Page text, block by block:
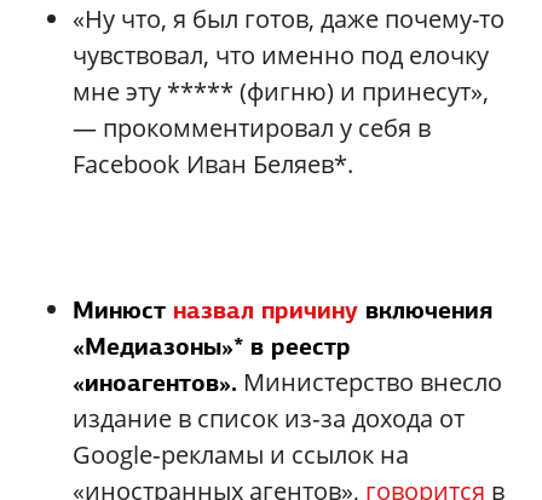
«Ну что, я был готов, даже почему-то
чувствовал, что именно под елочку
мне эту ***** (фигню) и принесут»,
— прокомментировал у себя в
Facebook Иван Беляев*.
Минюст назвал причину включения
«Медиазоны»* в реестр
«иноагентов». Министерство внесло
издание в список из‑за дохода от
Google‑рекламы и ссылок на
«иностранных агентов», говорится в